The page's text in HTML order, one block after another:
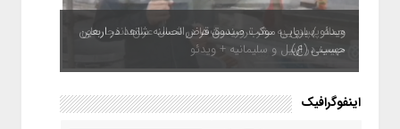
ویدئو / برپایی موکب صندوق قرض‌الحسنه شاهد در اربعین
حسینی (ع)
اینفوگرافیک